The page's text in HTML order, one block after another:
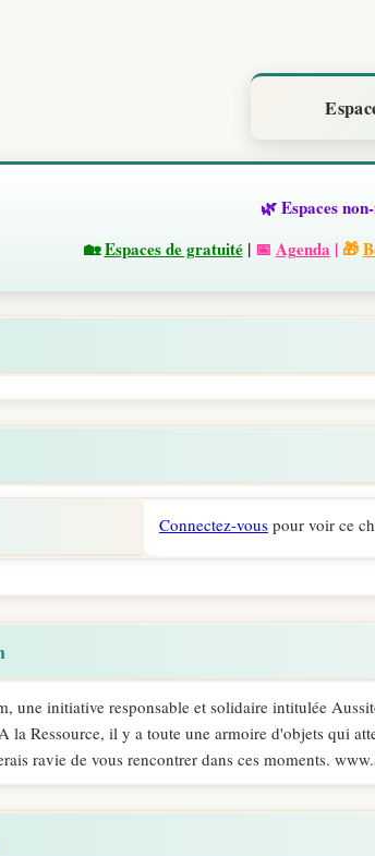
🌿 Espaces
🏡Espaces de gratuité| 📅 Agenda | 🎁
Connectez-vouspour voir ce
une initiative responsable et solidaire intitulée
la Ressource, il y a toute une armoire d'objets qui
ravie de vous rencontrer dans ces moments.